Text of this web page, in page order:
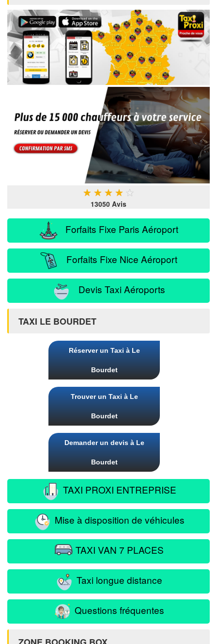
★ ★ ★ ★ ★
13050 Avis
Forfaits Fixe Paris Aéroport
Forfaits Fixe Nice Aéroport
Devis Taxi Aéroports
TAXI LE BOURDET
Réserver un Taxi à Le
Bourdet
Trouver un Taxi à Le
Bourdet
Demander un devis à Le
Bourdet
TAXI PROXI ENTREPRISE
Mise à disposition de véhicules
TAXI VAN 7 PLACES
Taxi longue distance
Questions fréquentes